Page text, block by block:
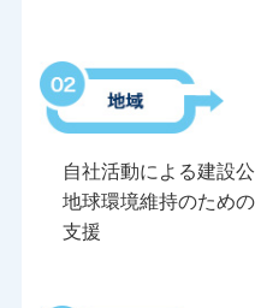
自社活動による建設
地球環境維持のため
支援